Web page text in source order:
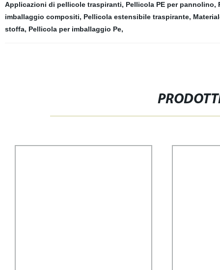
Applicazioni di pellicole traspiranti, Pellicola PE per pannolino,
imballaggio compositi, Pellicola estensibile traspirante,
stoffa, Pellicola per imballaggio Pe,